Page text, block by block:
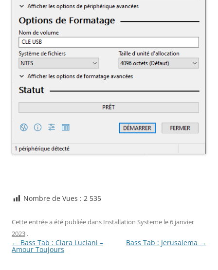
Nombre de Vues : 2 535
Cette entrée a été publiée dans Installation Systeme le6 janvier
2023 .
Navigation
des
← Bass Tab : Clara Luciani –
Amour Toujours
Bass Tab : Jerusalema →